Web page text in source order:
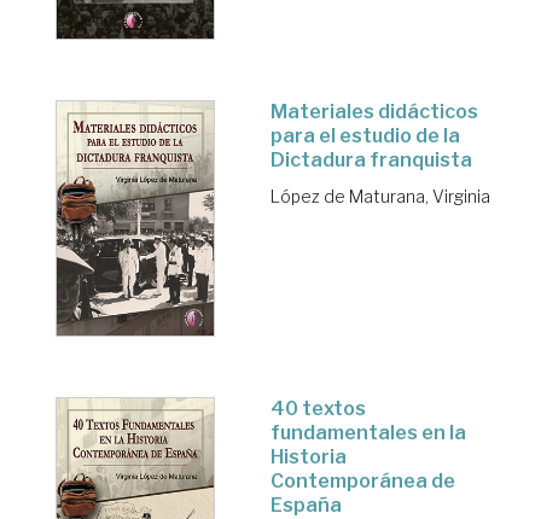
Materiales didácticos
para el estudio de la
Dictadura franquista
López de Maturana, Virginia
40 textos
fundamentales en la
Historia
Contemporánea de
España